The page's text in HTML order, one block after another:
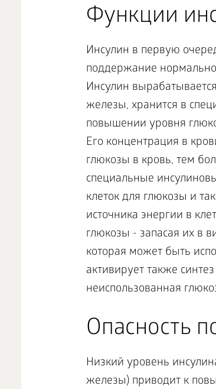
Функции
Инсулин в первую
поддержание
Инсулин
железы, хранится в
повышении уровня
Его концентрация в
глюкозы в кровь, тем
специальные
клеток для глюкозы и
источника энергии в
глюкозы - запасая их в
которая может быть
активирует также
неиспользованная
Опасность
Низкий уровень
железы) приводит к